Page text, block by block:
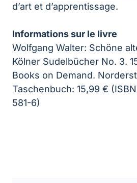
d’art et d’apprentissage.
Informations sur le livre
Wolfgang Walter: Schöne
Kölner Sudelbücher No. 3.
Books on Demand.
Taschenbuch: 15,99 €
581-6)